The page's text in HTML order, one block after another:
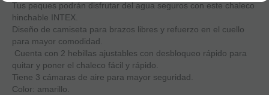
Tus peques podrán disfrutar del agua seguros con este chaleco
hinchable INTEX.
Diseño de camiseta para brazos libres y refuerzo en el cuello
para mayor comodidad.
Cuenta con 2 hebillas ajustables con desbloqueo rápido para
quitar y poner el chaleco fácil y rápido.
Tiene 3 cámaras de aire para mayor seguridad.
Color: amarillo.